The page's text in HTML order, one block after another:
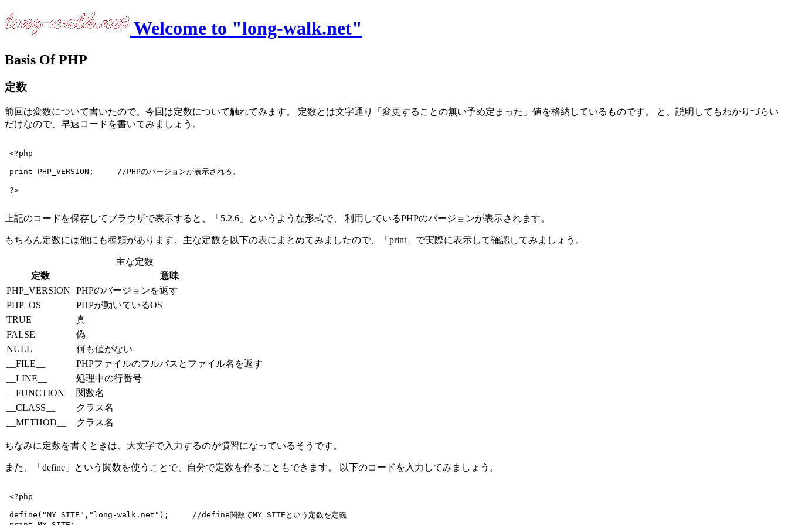
Welcome to "long-walk.net"
Basis Of PHP
定数
前回は変数について書いたので、今回は定数について触れてみます。 定数とは文字通り「変更することの無い予め定まった」値を格納しているものです。 と、説明してもわかりづらい
だけなので、早速コードを書いてみましょう。
<?php
print PHP_VERSION;	//PHPのバージョンが表示される。
上記のコードを保存してブラウザで表示すると、「5.2.6」というような形式で、 利用しているPHPのバージョンが表示されます。
もちろん定数には他にも種類があります。主な定数を以下の表にまとめてみましたので、「print」で実際に表示して確認してみましょう。
主な定数
定数
意味
PHP_VERSION
PHPのバージョンを返す
PHP_OS
PHPが動いているOS
TRUE
真
FALSE
偽
NULL
何も値がない
__FILE__
PHPファイルのフルパスとファイル名を返す
__LINE__
処理中の行番号
__FUNCTION__
関数名
__CLASS__
クラス名
__METHOD__
クラス名
ちなみに定数を書くときは、大文字で入力するのが慣習になっているそうです。
また、「define」という関数を使うことで、自分で定数を作ることもできます。 以下のコードを入力してみましょう。
<?php
define("MY_SITE","long-walk.net");	//define関数でMY_SITEという定数を定義